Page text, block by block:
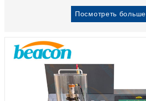
Посмотреть больше